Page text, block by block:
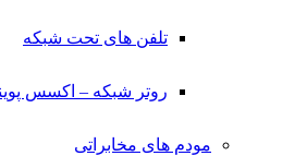
تلفن های تحت شبکه
روتر شبکه – اکسس
مودم های مخابراتی